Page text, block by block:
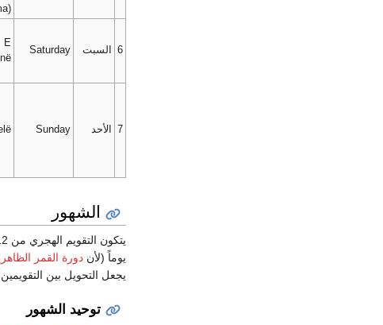
6 السبت Saturday
E
7 الأحد Sunday
الشهور
يوماً (لأن دورة القمر
يجعل التحويل بين
توحيد الشهور